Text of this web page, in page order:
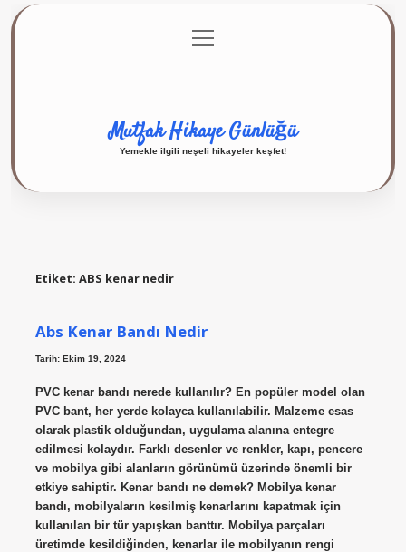
Gizlilik Politikası
menüyü
aç
Mutfak Hikaye Günlüğü
Yemekle ilgili neşeli hikayeler keşfet!
Etiket: ABS kenar nedir
Abs Kenar Bandı Nedir
Tarih: Ekim 19, 2024
PVC kenar bandı nerede kullanılır? En popüler model olan
PVC bant, her yerde kolayca kullanılabilir. Malzeme esas
olarak plastik olduğundan, uygulama alanına entegre
edilmesi kolaydır. Farklı desenler ve renkler, kapı, pencere
ve mobilya gibi alanların görünümü üzerinde önemli bir
etkiye sahiptir. Kenar bandı ne demek? Mobilya kenar
bandı, mobilyaların kesilmiş kenarlarını kapatmak için
kullanılan bir tür yapışkan banttır. Mobilya parçaları
üretimde kesildiğinden, kenarlar ile mobilyanın rengi